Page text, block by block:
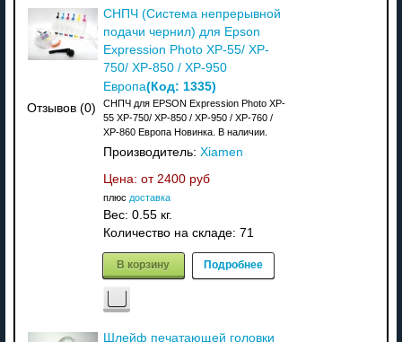
Отзывов (0)
СНПЧ (Система непрерывной
подачи чернил) для Epson
Expression Photo XP-55/ XP-
750/ XP-850 / XP-950
Европа(Код: 1335)
СНПЧ для EPSON Expression Photo XP-
55 XP-750/ XP-850 / XP-950 / XP-760 /
XP-860 Европа Новинка. В наличии.
Производитель: Xiamen
Цена: от 2400 руб
плюс доставка
Вес: 0.55 кг.
Количество на складе: 71
В корзину Подробнее
Шлейф печатающей головки